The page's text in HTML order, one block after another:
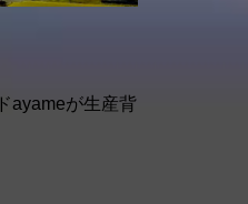
ayameが生産背